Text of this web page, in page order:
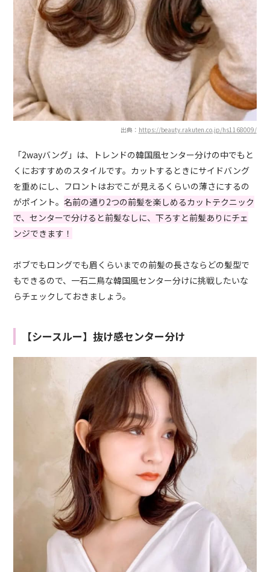
出典： https://beauty.rakuten.co.jp/hs1168009/
「2wayバング」は、トレンドの韓国風センター分けの中でもと
くにおすすめのスタイルです。カットするときにサイドバング
を重めにし、フロントはおでこが見えるくらいの薄さにするの
がポイント。名前の通り2つの前髪を楽しめるカットテクニック
で、センターで分けると前髪なしに、下ろすと前髪ありにチェ
ンジできます！
ボブでもロングでも眉くらいまでの前髪の長さならどの髪型で
もできるので、一石二鳥な韓国風センター分けに挑戦したいな
らチェックしておきましょう。
【シースルー】抜け感センター分け